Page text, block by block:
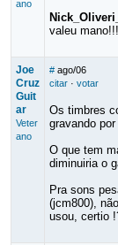
ano
valeu
Joe
Cruz
Guit
ar
Veter
ano
# ago/06
citar· votar
Os timbres
gravando
O que tem
diminuiria o
Pra sons
(jcm800),
usou, certio